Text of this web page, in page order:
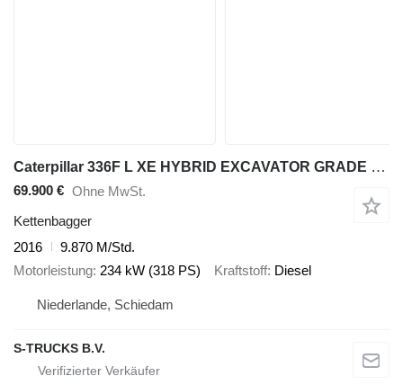
Caterpillar 336F L XE HYBRID EXCAVATOR GRADE CONTROL
69.900 € Ohne MwSt.
Kettenbagger
2016
9.870 M/Std.
Motorleistung 234 kW (318 PS) Kraftstoff Diesel
Niederlande, Schiedam
S-TRUCKS B.V.